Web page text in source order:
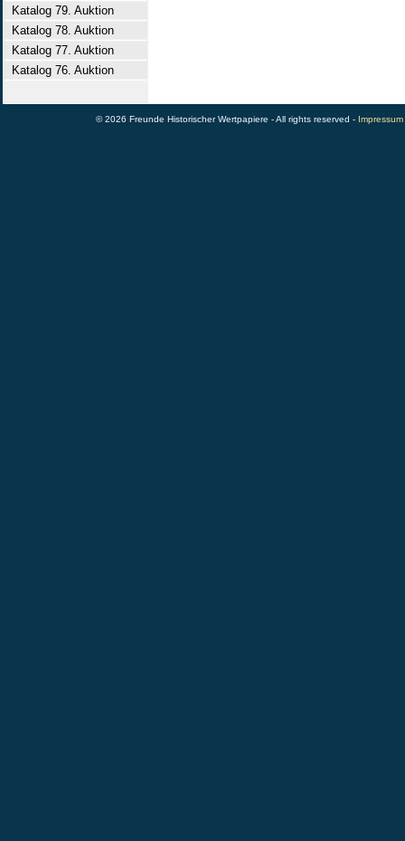
Katalog 79. Auktion
Katalog 78. Auktion
Katalog 77. Auktion
Katalog 76. Auktion
© 2026 Freunde Historischer Wertpapiere - All rights reserved - Impressum